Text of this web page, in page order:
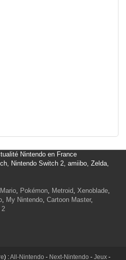
Nintendo en France
Nintendo Switch 2, amiibo, Zelda,
Mario, Pokémon, Metroid, Xenoblade,
, My Nintendo, Cartoon Master,
2
) :All-Nintendo - Next-Nintendo - Jeux-